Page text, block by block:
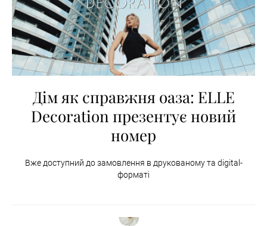
Дім як справжня оаза: ELLE
Decoration презентує новий
номер
Вже доступний до замовлення в друкованому та digital-
форматі